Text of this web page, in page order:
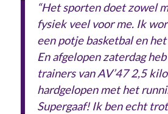
“Het sporten doet zowel
fysiek veel voor me. Ik
een potje basketbal en
En afgelopen zaterdag
trainers van AV’47 2,5
hardgelopen met het
Supergaaf! Ik ben echt